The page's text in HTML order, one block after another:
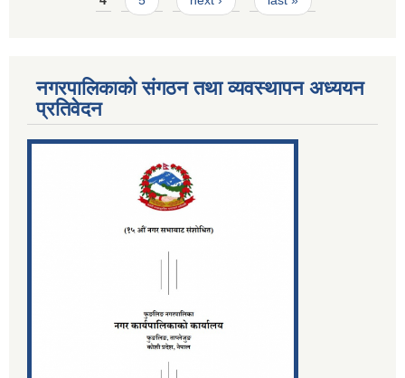
नगरपालिकाको संगठन तथा व्यवस्थापन अध्ययन
प्रतिवेदन